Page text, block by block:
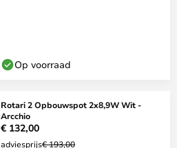
Op voorraad
Rotari 2 Opbouwspot 2x8,9W Wit -
Arcchio
€ 132,00
adviesprijs€ 193,00